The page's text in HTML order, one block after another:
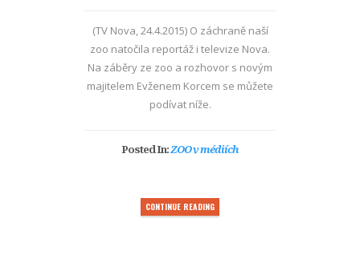
(TV Nova, 24.4.2015) O záchraně naší
zoo natočila reportáž i televize Nova.
Na záběry ze zoo a rozhovor s novým
majitelem Evženem Korcem se můžete
podívat níže.
Posted In:ZOO v médiích
CONTINUE READING